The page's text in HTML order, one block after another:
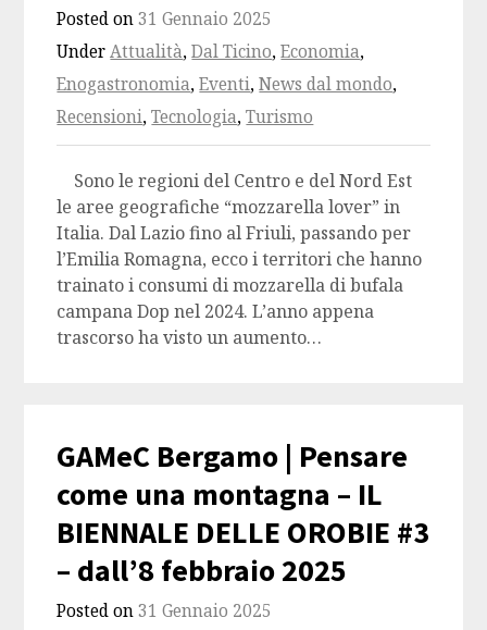
Posted on31 Gennaio 2025
UnderAttualità,Dal Ticino,Economia,
Enogastronomia,Eventi,News dal mondo,
Recensioni,Tecnologia,Turismo
Sono le regioni del Centro e del Nord Est
le aree geografiche “mozzarella lover” in
Italia. Dal Lazio fino al Friuli, passando per
l’Emilia Romagna, ecco i territori che hanno
trainato i consumi di mozzarella di bufala
campana Dop nel 2024. L’anno appena
trascorso ha visto un aumento…
GAMeC Bergamo | Pensare
come una montagna – IL
BIENNALE DELLE OROBIE #3
– dall’8 febbraio 2025
Posted on31 Gennaio 2025